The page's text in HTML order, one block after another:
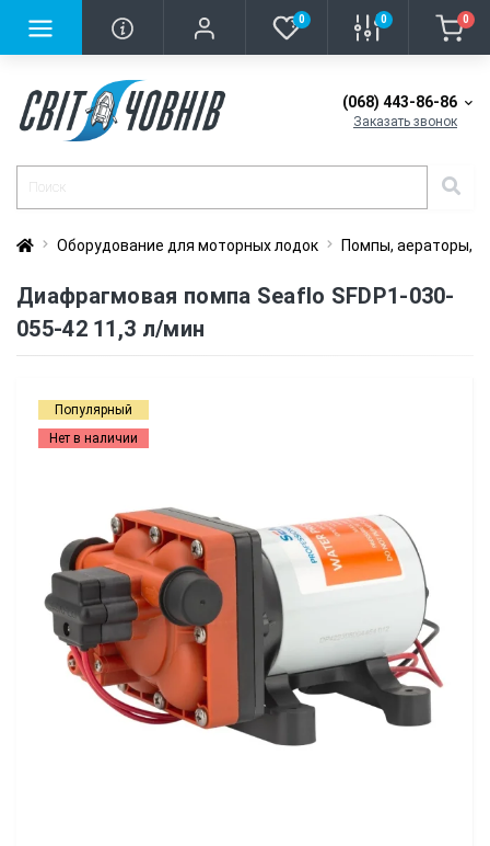
0 0 0
(068) 443-86-86
Заказать звонок
Оборудование для моторных лодок Помпы, аераторы,
Диафрагмовая помпа Seaflo SFDP1-030-
055-42 11,3 л/мин
Популярный
Нет в наличии